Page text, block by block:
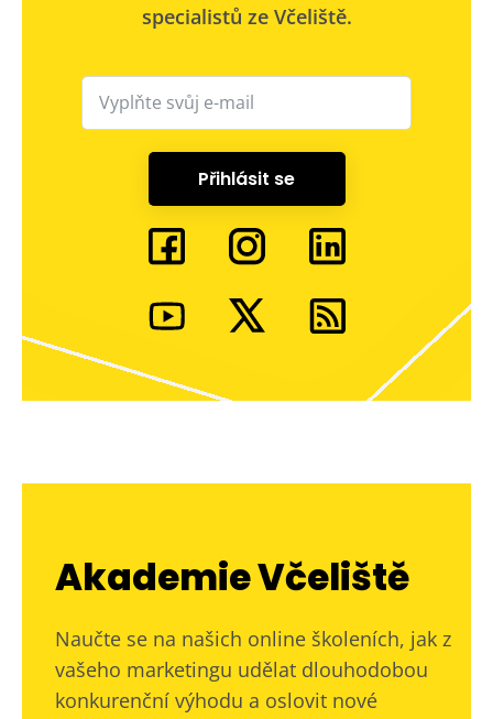
specialistů ze Včeliště.
Přihlásit se
Akademie Včeliště
Naučte se na našich online školeních, jak z
vašeho marketingu udělat dlouhodobou
konkurenční výhodu a oslovit nové